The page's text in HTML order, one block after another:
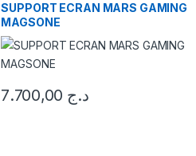
SUPPORT ECRAN MARS GAMING
MAGSONE
د.ج